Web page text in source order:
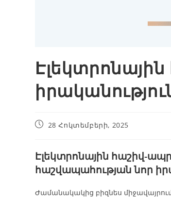
28 Հոկտեմբերի, 2025
Էլեկտրոնային հաշիվ-
հաշվապահության նոր
Ժամանակակից բիզնես